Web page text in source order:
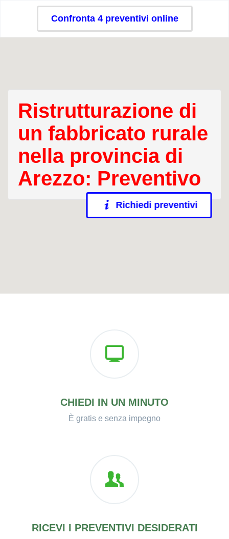
Confronta 4 preventivi online
Ristrutturazione di
un fabbricato rurale
nella provincia di
Arezzo: Preventivo
Richiedi preventivi
CHIEDI IN UN MINUTO
È gratis e senza impegno
RICEVI I PREVENTIVI DESIDERATI